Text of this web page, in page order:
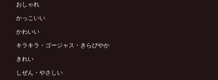
おしゃれ
かっこいい
かわいい
キラキラ・ゴージャス・きらびやか
きれい
しぜん・やさしい